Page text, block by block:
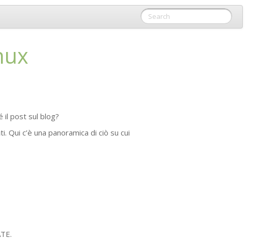
il post sul blog?
c’è una panoramica di ciò su cui
.